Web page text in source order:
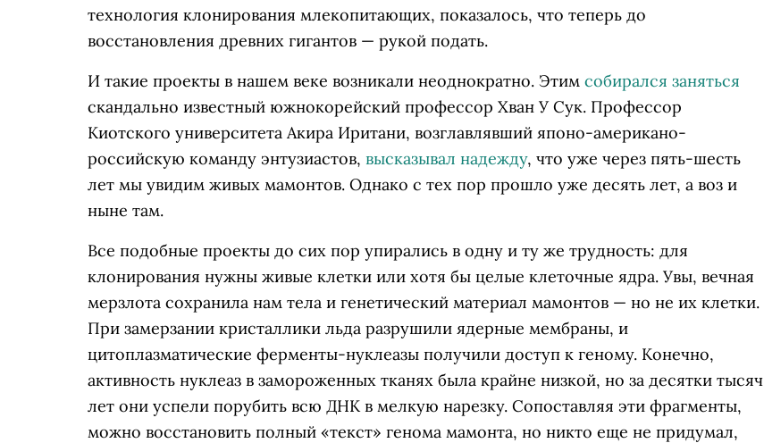
технология клонирования млекопитающих, показалось, что теперь до
восстановления древних гигантов — рукой подать.
И такие проекты в нашем веке возникали неоднократно. Этим собирался заняться
скандально известный южнокорейский профессор Хван У Сук. Профессор
Киотского университета Акира Иритани, возглавлявший японо-американо-
российскую команду энтузиастов, высказывал надежду, что уже через пять-шесть
лет мы увидим живых мамонтов. Однако с тех пор прошло уже десять лет, а воз и
ныне там.
Все подобные проекты до сих пор упирались в одну и ту же трудность: для
клонирования нужны живые клетки или хотя бы целые клеточные ядра. Увы, вечная
мерзлота сохранила нам тела и генетический материал мамонтов — но не их клетки.
При замерзании кристаллики льда разрушили ядерные мембраны, и
цитоплазматические ферменты-нуклеазы получили доступ к геному. Конечно,
активность нуклеаз в замороженных тканях была крайне низкой, но за десятки тысяч
лет они успели порубить всю ДНК в мелкую нарезку. Сопоставляя эти фрагменты,
можно восстановить полный «текст» генома мамонта, но никто еще не придумал,